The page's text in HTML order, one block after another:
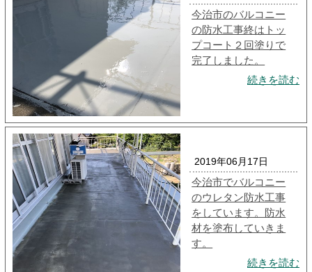
今治市のバルコニー
の防水工事終はトッ
プコート２回塗りで
完了しました。
続きを読む
2019年06月17日
今治市でバルコニー
のウレタン防水工事
をしています。防水
材を塗布していきま
す。
続きを読む